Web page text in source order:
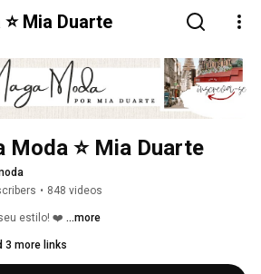
Mia Duarte
Moda ⭐ Mia Duarte
• 848 videos
estilo! ❤️ ...more
3 more links